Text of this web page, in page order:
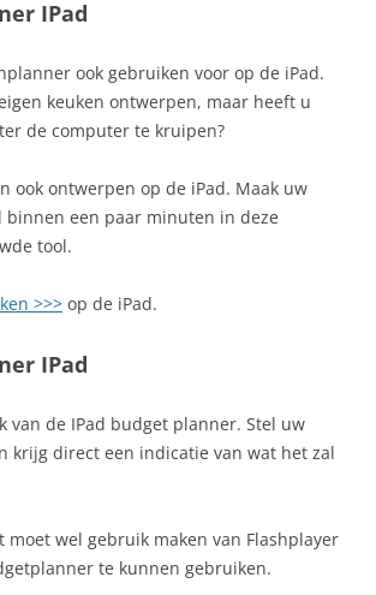
IPad
ook gebruiken voor op de iPad.
keuken ontwerpen, maar heeft u
de computer te kruipen?
ook ontwerpen op de iPad. Maak uw
binnen een paar minuten in deze
tool.
>>> op de iPad.
IPad
van de IPad budget planner. Stel uw
krijg direct een indicatie van wat het zal
moet wel gebruik maken van Flashplayer
te kunnen gebruiken.